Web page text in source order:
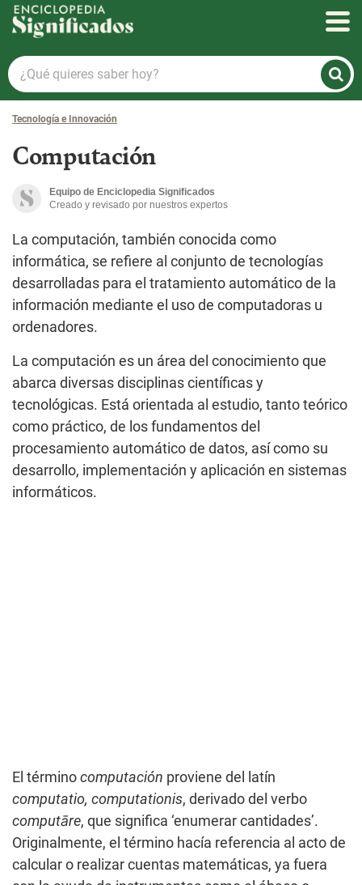
Enciclopedia Significados
¿Qué
quieres
saber
hoy?
Tecnología e Innovación
Computación
Equipo de Enciclopedia Significados
Creado y revisado por nuestros expertos
La computación, también conocida como
informática, se refiere al conjunto de tecnologías
desarrolladas para el tratamiento automático de la
información mediante el uso de computadoras u
ordenadores.
La computación es un área del conocimiento que
abarca diversas disciplinas científicas y
tecnológicas. Está orientada al estudio, tanto teórico
como práctico, de los fundamentos del
procesamiento automático de datos, así como su
desarrollo, implementación y aplicación en sistemas
informáticos.
El término computación proviene del latín
computatio, computationis, derivado del verbo
computāre, que significa ‘enumerar cantidades’.
Originalmente, el término hacía referencia al acto de
calcular o realizar cuentas matemáticas, ya fuera